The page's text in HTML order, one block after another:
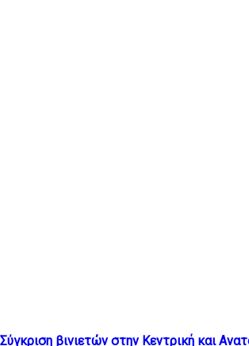
Σύγκριση βινιετών στην Κεντρική και